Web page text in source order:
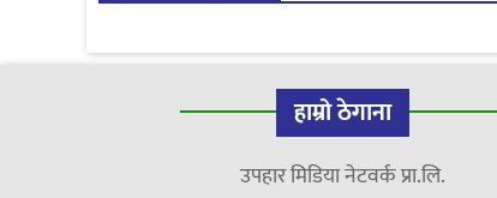
हाम्रो ठेगाना
उपहार मिडिया नेटवर्क प्रा.लि.